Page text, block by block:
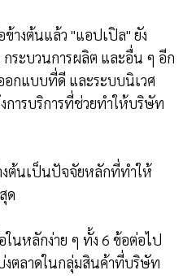
างต้นแล้ว "แอปเปิล" ยัง
ระบวนการผลิต และอื่น ๆ อีก
อกแบบที่ดี และระบบนิเวศ
ารบริการที่ช่วยทำให้บริษัท
างต้นเป็นปัจจัยหลักที่ทำให้
ด
นหลักง่าย ๆ ทั้ง 6 ข้อต่อไป
ตลาดในกลุ่มสินค้าที่บริษัท